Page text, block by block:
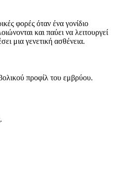
φορές όταν ένα γονίδιο
και παύει να λειτουργεί
μια γενετική ασθένεια.
προφίλ του εμβρύου.